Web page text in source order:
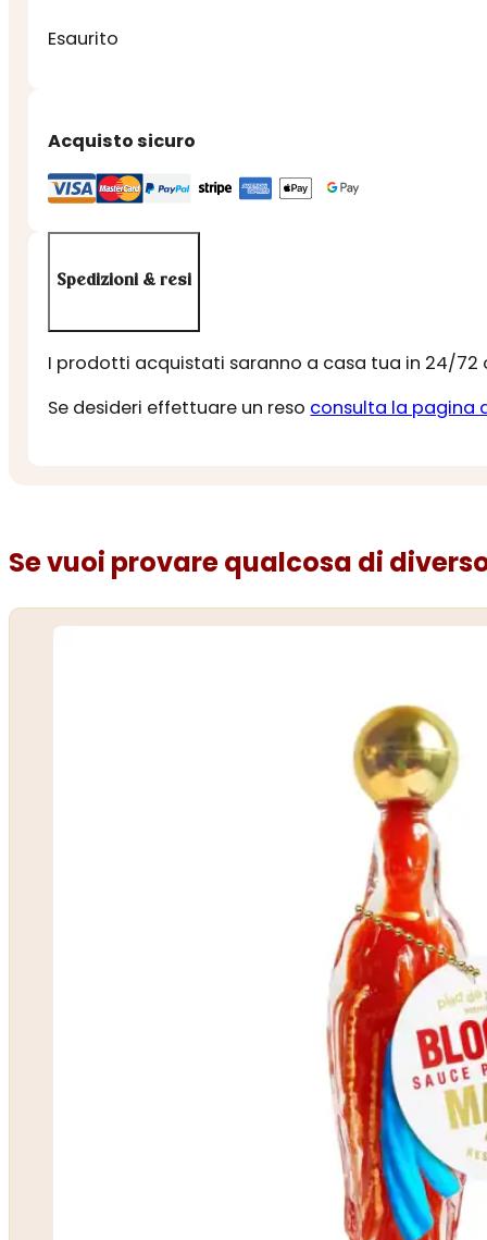
Esaurito
Acquisto sicuro
Spedizioni & resi
I prodotti acquistati saranno a casa tua in 24/72
Se desideri effettuare un reso consulta la pagina
Se vuoi provare qualcosa di